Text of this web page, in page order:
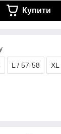
Купити
L / 57-58 XL